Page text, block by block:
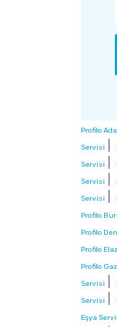
Profilo
Servisi
Servisi
Servisi
Servisi
Profilo
Profilo
Profilo
Profilo
Servisi
Servisi
Eşya